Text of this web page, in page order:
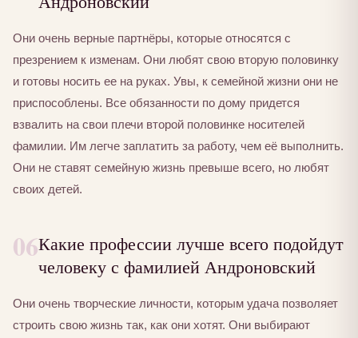
Они очень верные партнёры, которые относятся с
презрением к изменам. Они любят свою вторую половинку
и готовы носить ее на руках. Увы, к семейной жизни они не
приспособлены. Все обязанности по дому придется
взвалить на свои плечи второй половинке носителей
фамилии. Им легче заплатить за работу, чем её выполнить.
Они не ставят семейную жизнь превыше всего, но любят
своих детей.
06Какие профессии лучше всего подойдут
человеку с фамилией Андроновский
Они очень творческие личности, которым удача позволяет
строить свою жизнь так, как они хотят. Они выбирают